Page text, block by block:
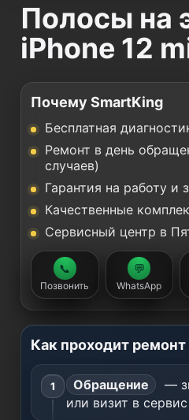
Полосы на
iPhone 12
Почему SmartKing
Бесплатная
Ремонт в день
случаев)
Гарантия на работу и
Качественные
Сервисный центр в
📞
Позвонить
💬
WhatsApp
Как проходит ремонт
Обращение
—
или визит в сервис